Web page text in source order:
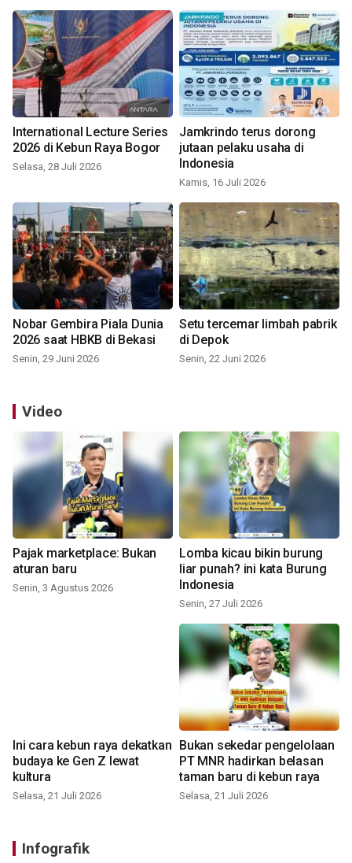
International Lecture Series
2026 di Kebun Raya Bogor
Selasa, 28 Juli 2026
Jamkrindo terus dorong
jutaan pelaku usaha di
Indonesia
Kamis, 16 Juli 2026
Nobar Gembira Piala Dunia
2026 saat HBKB di Bekasi
Senin, 29 Juni 2026
Setu tercemar limbah pabrik
di Depok
Senin, 22 Juni 2026
Video
Pajak marketplace: Bukan
aturan baru
Senin, 3 Agustus 2026
Lomba kicau bikin burung
liar punah? ini kata Burung
Indonesia
Senin, 27 Juli 2026
Ini cara kebun raya dekatkan
budaya ke Gen Z lewat
kultura
Selasa, 21 Juli 2026
Bukan sekedar pengelolaan
PT MNR hadirkan belasan
taman baru di kebun raya
Selasa, 21 Juli 2026
Infografik